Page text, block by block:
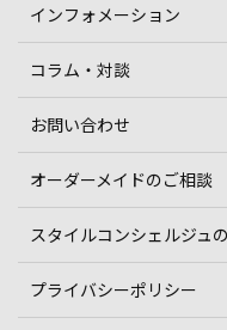
インフォメーション
コラム・対談
お問い合わせ
オーダーメイドのご相談
スタイルコンシェルジュ
プライバシーポリシー